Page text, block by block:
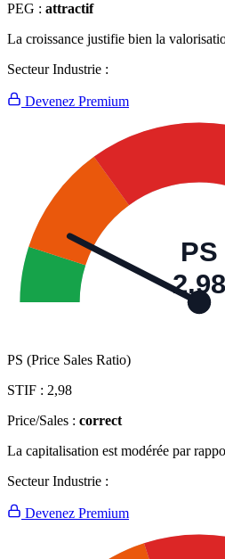
PEG : attractif
La croissance justifie bien la
Secteur Industrie :
Devenez Premium
PS
2,98
PS (Price Sales Ratio)
STIF : 2,98
Price/Sales : correct
La capitalisation est modérée par
Secteur Industrie :
Devenez Premium